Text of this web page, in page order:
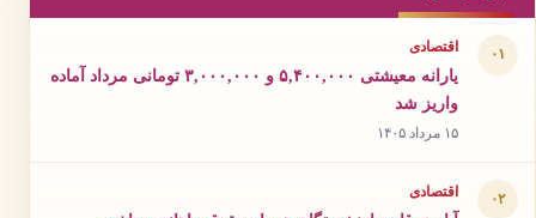
۰۱ اقتصادی
یارانه معیشتی ۵,۴۰۰,۰۰۰ و ۳,۰۰۰,۰۰۰ تومانی مرداد آماده
واریز شد
۱۵ مرداد ۱۴۰۵
۰۲ اقتصادی